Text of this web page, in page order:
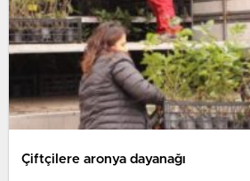
Çiftçilere aronya dayanağı